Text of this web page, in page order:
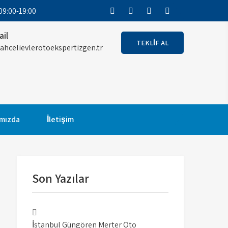
19:00
Merter oto
Araç Alırken RİSK Almayın! Garantili
TEKLİF AL
İletişim
Son Yazılar
İstanbul Güngören Merter Oto